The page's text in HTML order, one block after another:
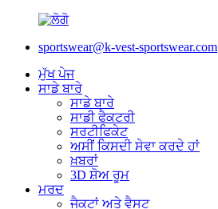
sportswear@k-vest-sportswear.com
ਮੁੱਖ ਪੇਜ
ਸਾਡੇ ਬਾਰੇ
ਸਾਡੇ ਬਾਰੇ
ਸਾਡੀ ਫੈਕਟਰੀ
ਸਰਟੀਫਿਕੇਟ
ਅਸੀਂ ਕਿਸਦੀ ਸੇਵਾ ਕਰਦੇ ਹਾਂ
ਖ਼ਬਰਾਂ
3D ਸ਼ੋਅ ਰੂਮ
ਮਰਦ
ਜੈਕਟਾਂ ਅਤੇ ਵੈਸਟ